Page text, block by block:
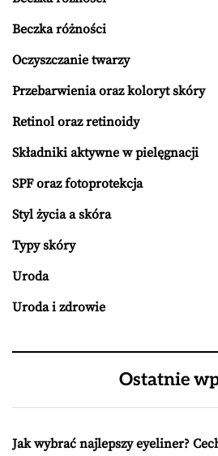
Beczka różności
Oczyszczanie twarzy
Przebarwienia oraz koloryt skóry
Retinol oraz retinoidy
Składniki aktywne w pielęgnacji
SPF oraz fotoprotekcja
Styl życia a skóra
Typy skóry
Uroda
Uroda i zdrowie
Ostatnie
Jak wybrać najlepszy eyeliner?